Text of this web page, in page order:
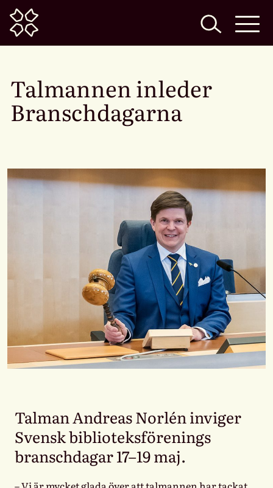
Home
Talmannen inleder
Branschdagarna
Talman Andreas Norlén inviger
Svensk biblioteksförenings
branschdagar 17–19 maj.